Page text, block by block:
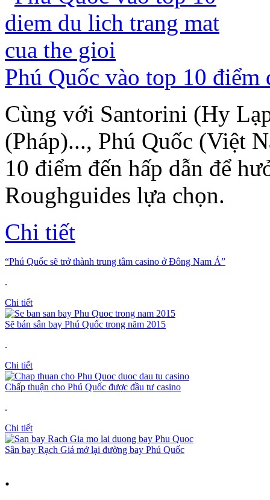
Phú Quốc vào top 10
Cùng với Santorini (Hy
(Pháp)..., Phú Quốc (Việt
10 điểm đến hấp dẫn để
Roughguides lựa chọn.
Chi tiết
“Phú Quốc sẽ trở thành trung tâm casino ở Đông Nam Á”
.
Chi tiết
Sẽ bán sân bay Phú Quốc trong năm 2015
.
Chi tiết
Chấp thuận cho Phú Quốc được đầu tư casino
.
Chi tiết
Sân bay Rạch Giá mở lại đường bay Phú Quốc
.